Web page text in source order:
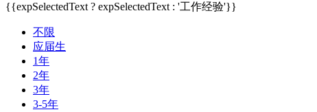
{{expSelectedText ? expSelectedText : '工作经验'}}
不限
应届生
1年
2年
3年
3-5年